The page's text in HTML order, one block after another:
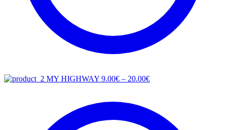
MY HIGHWAY 9.00€ – 20.00€Price
20.00€